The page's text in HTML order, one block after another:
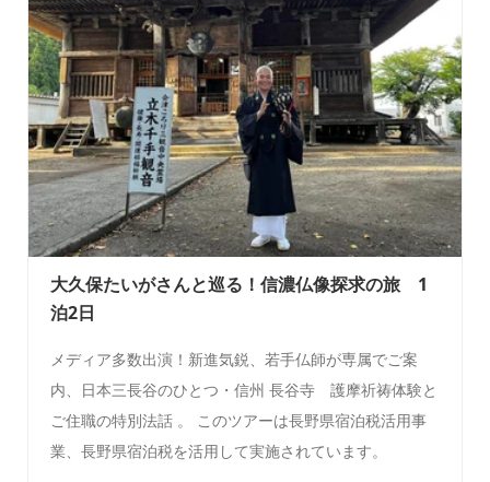
大久保たいがさんと巡る！信濃仏像探求の旅 1
泊2日
メディア多数出演！新進気鋭、若手仏師が専属でご案
内、日本三長谷のひとつ・信州 長谷寺 護摩祈祷体験と
ご住職の特別法話 。 このツアーは長野県宿泊税活用事
業、長野県宿泊税を活用して実施されています。